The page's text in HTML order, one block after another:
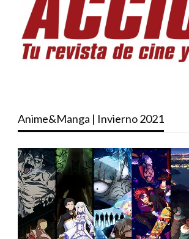
Anime&Manga | Invierno 2021